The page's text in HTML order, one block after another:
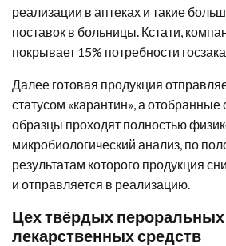
реализации в аптеках и такие
поставок в больницы. Кстати,
покрывает 15% потребности
Далее готовая продукция
статусом «карантин», а отобранные
образцы проходят полностью
микробиологический анализ, по
результатам которого продукция
и отправляется в реализацию.
Цех твёрдых пероральных
лекарственных средств